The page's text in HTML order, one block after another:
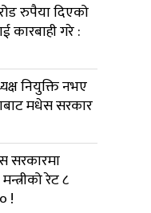
रुपैया दिएको
कारबाही गरे :
नियुक्ति नभए
मधेस सरकार
सरकारमा
रेट ८
!